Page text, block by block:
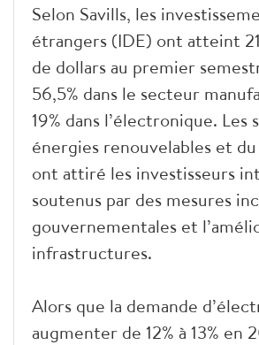
Selon Savills, les
étrangers (IDE) ont atteint
de dollars au premier
56,5% dans le secteur
19% dans l’électronique. Les
énergies renouvelables et
ont attiré les investisseurs
soutenus par des mesures
gouvernementales et
infrastructures.
Alors que la demande
augmenter de 12% à 13% en